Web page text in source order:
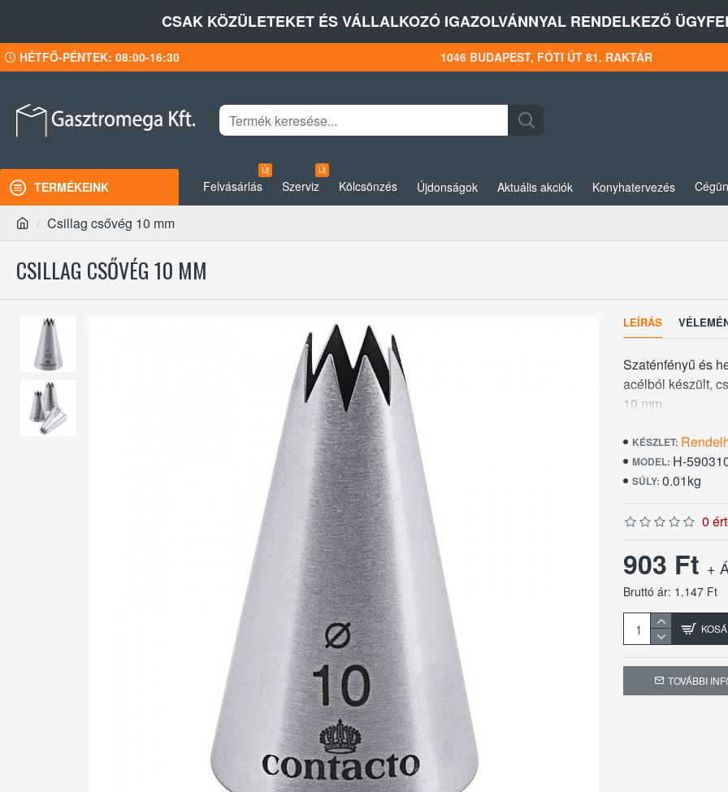
CSAK KÖZÜLETEKET ÉS VÁLLALKOZÓ IGAZOLVÁNNYAL RENDELKEZŐ
HÉTFŐ-PÉNTEK: 08:00-16:30 1046 BUDAPEST, FÓTI ÚT 81. RAKTÁR
TERMÉKEINK Felvásárlás
Új
Szerviz
Új
Kölcsönzés Újdonságok Aktuális akciók Konyhatervezés
Csillag csővég 10 mm
CSILLAG CSŐVÉG 10 MM
LEÍRÁS
Szaténfényű és
acélból készült,
10 mm.
KÉSZLET:
MODEL: H-
SÚLY: 0.01kg
0
903 Ft +
Bruttó ár: 1.147 Ft
TOVÁBBI